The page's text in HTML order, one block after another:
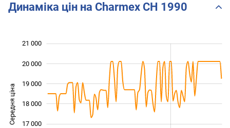
Динаміка цін на Charmex CH 1990
Середня ціна 15 000
17 000
18 000
19 000
20 000
21 000